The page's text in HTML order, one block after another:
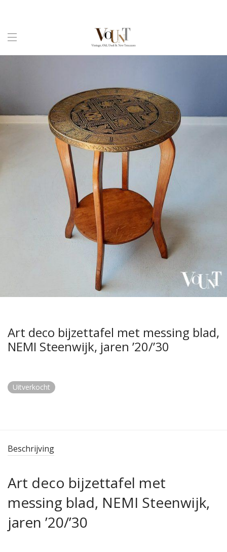
Art deco bijzettafel met messing blad,
NEMI Steenwijk, jaren ’20/’30
Uitverkocht
Beschrijving
Art deco bijzettafel met
messing blad, NEMI Steenwijk,
jaren ’20/’30